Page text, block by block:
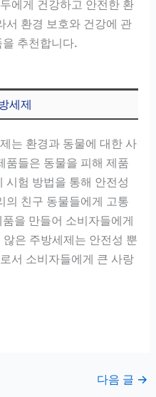
에게 건강하고 안전한 환
서 환경 보호와 건강에 관
추천합니다.
세제
는 환경과 동물에 대한 사
품들은 동물을 피해 제품
시험 방법을 통해 안전성
의 친구 동물들에게 고통
을 만들어 소비자들에게
은 주방세제는 안전성 뿐
서 소비자들에게 큰 사랑
다음 글 →